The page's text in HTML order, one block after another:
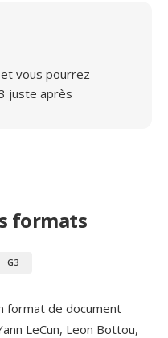
vous pourrez
juste après
formats
G3
format de document
LeCun, Leon Bottou,